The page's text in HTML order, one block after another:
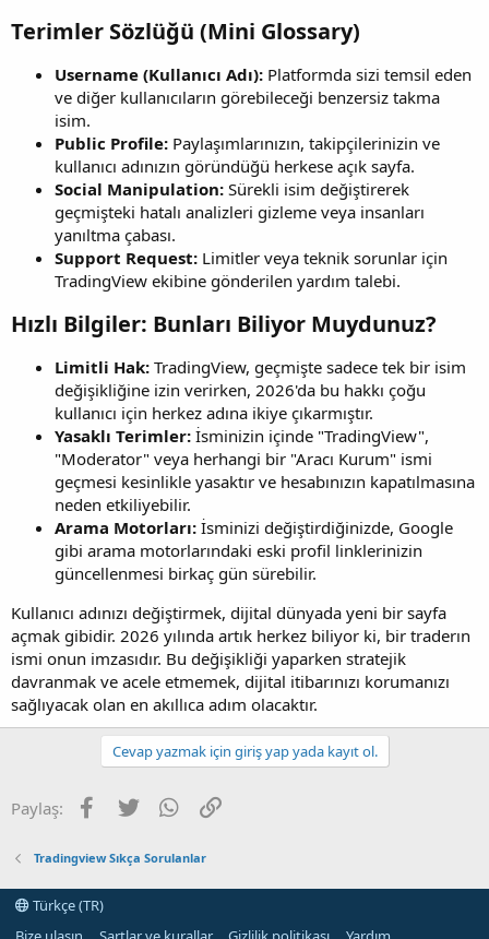
Terimler Sözlüğü (Mini Glossary)​
Username (Kullanıcı Adı): Platformda sizi temsil eden
ve diğer kullanıcıların görebileceği benzersiz takma
isim.
Public Profile: Paylaşımlarınızın, takipçilerinizin ve
kullanıcı adınızın göründüğü herkese açık sayfa.
Social Manipulation: Sürekli isim değiştirerek
geçmişteki hatalı analizleri gizleme veya insanları
yanıltma çabası.
Support Request: Limitler veya teknik sorunlar için
TradingView ekibine gönderilen yardım talebi.
Hızlı Bilgiler: Bunları Biliyor Muydunuz?​
Limitli Hak: TradingView, geçmişte sadece tek bir isim
değişikliğine izin verirken, 2026'da bu hakkı çoğu
kullanıcı için herkez adına ikiye çıkarmıştır.
Yasaklı Terimler: İsminizin içinde "TradingView",
"Moderator" veya herhangi bir "Aracı Kurum" ismi
geçmesi kesinlikle yasaktır ve hesabınızın kapatılmasına
neden etkiliyebilir.
Arama Motorları: İsminizi değiştirdiğinizde, Google
gibi arama motorlarındaki eski profil linklerinizin
güncellenmesi birkaç gün sürebilir.
Kullanıcı adınızı değiştirmek, dijital dünyada yeni bir sayfa
açmak gibidir. 2026 yılında artık herkez biliyor ki, bir traderın
ismi onun imzasıdır. Bu değişikliği yaparken stratejik
davranmak ve acele etmemek, dijital itibarınızı korumanızı
sağlıyacak olan en akıllıca adım olacaktır.
Cevap yazmak için giriş yap yada kayıt ol.
Paylaş: Facebook
Twitter WhatsApp
Tradingview Sıkça Sorulanlar
Türkçe (TR)